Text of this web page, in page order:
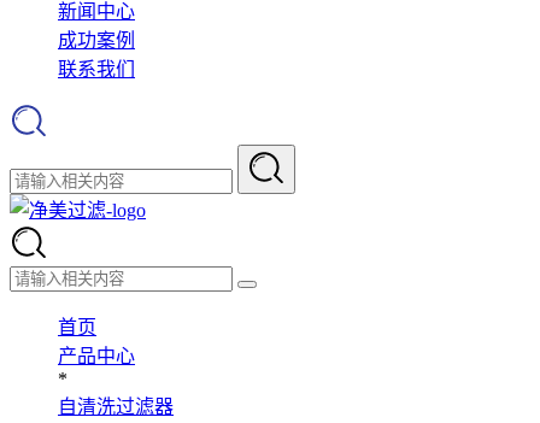
新闻中心
成功案例
联系我们
首页
产品中心
*
自清洗过滤器